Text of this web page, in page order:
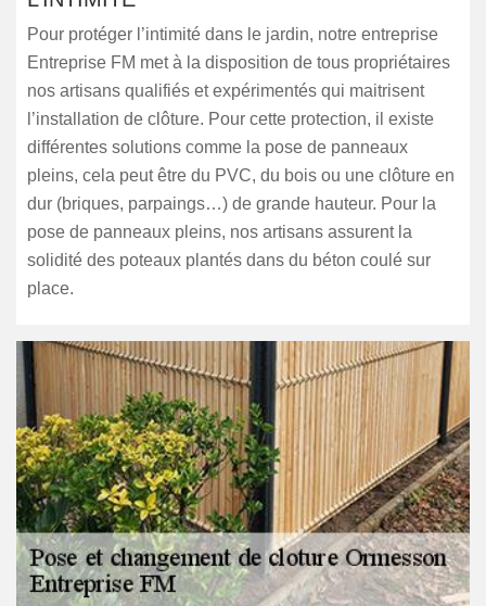
Pour protéger l’intimité dans le jardin, notre entreprise
Entreprise FM met à la disposition de tous propriétaires
nos artisans qualifiés et expérimentés qui maitrisent
l’installation de clôture. Pour cette protection, il existe
différentes solutions comme la pose de panneaux
pleins, cela peut être du PVC, du bois ou une clôture en
dur (briques, parpaings…) de grande hauteur. Pour la
pose de panneaux pleins, nos artisans assurent la
solidité des poteaux plantés dans du béton coulé sur
place.